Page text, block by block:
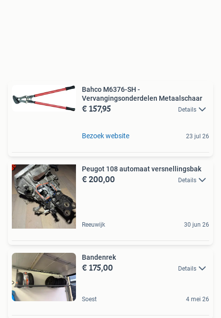
Bahco M6376-SH -
Vervangingsonderdelen Metaalschaar
€ 157,95 Details
Bezoek website 23 jul 26
Peugot 108 automaat versnellingsbak
€ 200,00 Details
Reeuwijk 30 jun 26
Bandenrek
€ 175,00 Details
Soest 4 mei 26